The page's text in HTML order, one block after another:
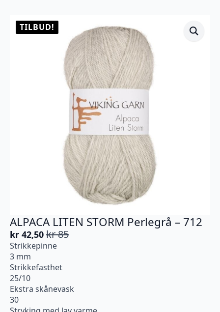
TILBUD!
ALPACA LITEN STORM Perlegrå – 712
kr85
Opprinnelig
pris
var:
kr 85.
kr 42,50
Nåværende
pris
er:
kr 42,50.
Strikkepinne
3 mm
Strikkefasthet
25/10
Ekstra skånevask
30